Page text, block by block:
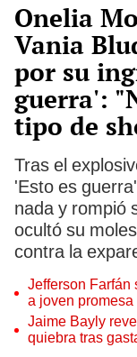
Onelia
Vania
por su
guerra':
tipo de
Tras el
'Esto es
nada y rompió
ocultó su
contra la
Jefferson Farfán
a joven
Jaime Bayly
quiebra tras